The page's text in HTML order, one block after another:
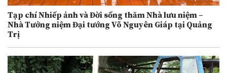
Tạp chí Nhiếp ảnh và Đời sống thăm Nhà lưu niệm –
Nhà Tưởng niệm Đại tướng Võ Nguyên Giáp tại Quảng
Trị